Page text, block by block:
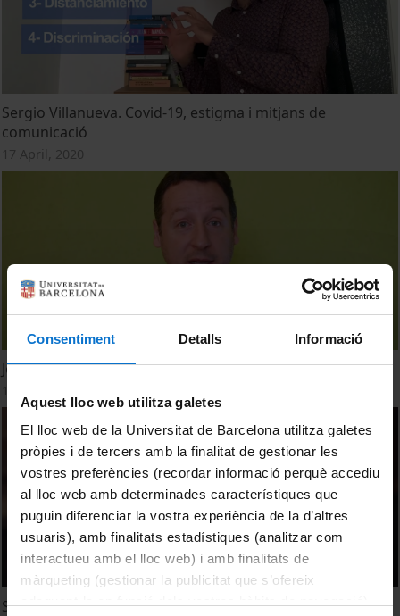
Consentiment Detalls Informació
Aquest lloc web utilitza galetes
El lloc web de la Universitat de Barcelona utilitza galetes
pròpies i de tercers amb la finalitat de gestionar les
vostres preferències (recordar informació perquè accediu
al lloc web amb determinades característiques que
puguin diferenciar la vostra experiència de la d’altres
usuaris), amb finalitats estadístiques (analitzar com
interactueu amb el lloc web) i amb finalitats de
màrqueting (gestionar la publicitat que s’ofereix
Sergio Villanueva. Covid-19, estigma i mitjans de
comunicació
17 April, 2020
Jorge Franganillo. Aturem la infodèmia
Silience